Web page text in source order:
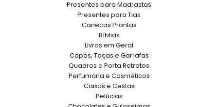
Presentes para Madrastas
Presentes para Tias
Canecas Prontas
Bíblias
Livros em Geral
Copos, Taças e Garrafas
Quadros e Porta Retratos
Perfumaria e Cosméticos
Caixas e Cestas
Pelúcias